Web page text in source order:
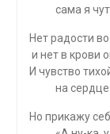
сама я
Нет радости
и нет в крови
И чувство
на сердце
Но прикажу